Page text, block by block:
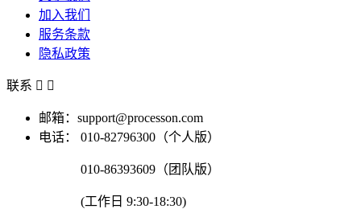
加入我们
服务条款
隐私政策
联系  
邮箱：support@processon.com
电话：
010-82796300（个人版）
010-86393609（团队版）
(工作日 9:30-18:30)